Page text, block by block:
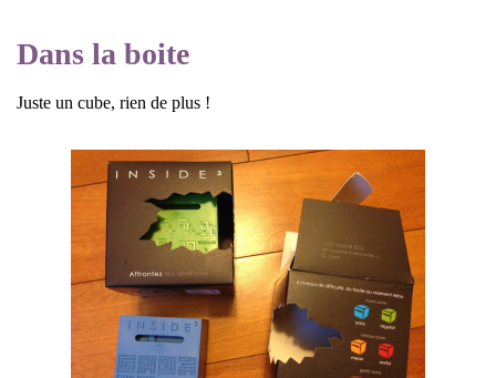
Dans la boite
Juste un cube, rien de plus !